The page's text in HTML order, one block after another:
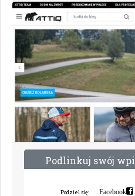
Podlinkuj swój wpi
Podziel się: Facebook